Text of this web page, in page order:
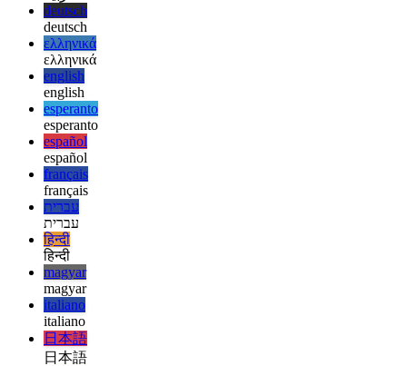
afrikaans
afrikaans
العربية
العربية
deutsch
deutsch
ελληνικά
ελληνικά
english
english
esperanto
esperanto
español
español
français
français
עברית
עברית
हिन्दी
हिन्दी
magyar
magyar